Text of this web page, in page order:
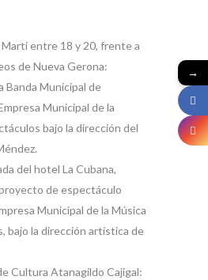
Martí entre 18 y 20, frente a
de Nueva Gerona:
Banda Municipal de
Municipal de la
bajo la dirección del
del hotel La Cubana,
de espectáculo
Municipal de la Música
bajo la dirección artística de
Cultura Atanagildo Cajigal:
→